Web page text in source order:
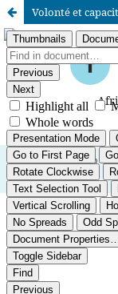
African SJ ©